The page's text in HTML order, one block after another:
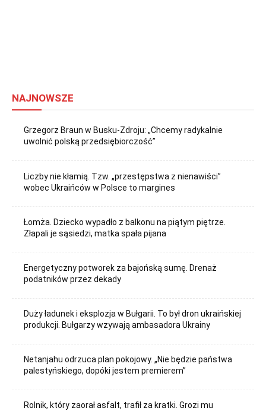
NAJNOWSZE
Grzegorz Braun w Busku-Zdroju: „Chcemy radykalnie
uwolnić polską przedsiębiorczość”
Liczby nie kłamią. Tzw. „przestępstwa z nienawiści”
wobec Ukraińców w Polsce to margines
Łomża. Dziecko wypadło z balkonu na piątym piętrze.
Złapali je sąsiedzi, matka spała pijana
Energetyczny potworek za bajońską sumę. Drenaż
podatników przez dekady
Duży ładunek i eksplozja w Bułgarii. To był dron ukraińskiej
produkcji. Bułgarzy wzywają ambasadora Ukrainy
Netanjahu odrzuca plan pokojowy. „Nie będzie państwa
palestyńskiego, dopóki jestem premierem”
Rolnik, który zaorał asfalt, trafił za kratki. Grozi mu